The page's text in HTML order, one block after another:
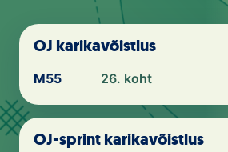
Telli litsents!
Loha
Kontakt
OJ karikavõistlus
M55 26. koht
OJ-sprint karikavõistlus